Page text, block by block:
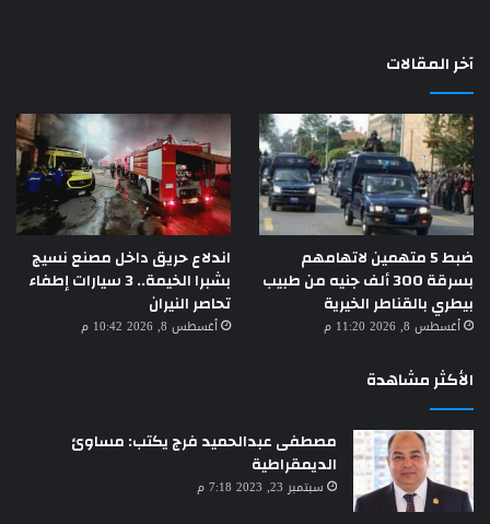
آخر المقالات
ضبط 5 متهمين لاتهامهم
بسرقة 300 ألف جنيه من طبيب
بيطري بالقناطر الخيرية
أغسطس 8, 2026 11:20 م
اندلاع حريق داخل مصنع نسيج
بشبرا الخيمة.. 3 سيارات إطفاء
تحاصر النيران
أغسطس 8, 2026 10:42 م
الأكثر مشاهدة
مصطفى عبدالحميد فرج يكتب: مساوئ
الديمقراطية
سبتمبر 23, 2023 7:18 م